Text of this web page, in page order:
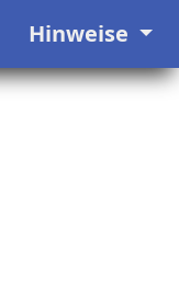
Hinweise